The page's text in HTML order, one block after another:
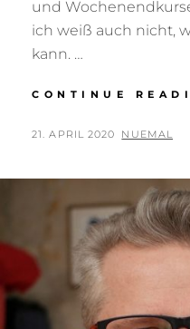
und
ich weiß auch nicht,
kann. …
CONTINUE
POSTED
21. APRIL 2020 BY
NUEMAL